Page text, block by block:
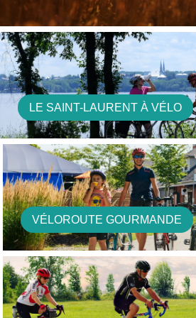
LE SAINT-LAURENT À VÉLO
VÉLOROUTE GOURMANDE